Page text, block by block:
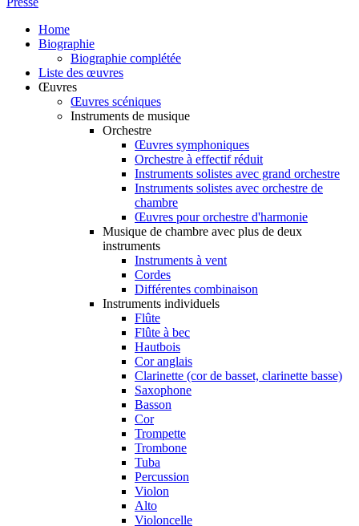
Home
Biographie
Biographie complétée
Liste des œuvres
Œuvres
Œuvres scéniques
Instruments de musique
Orchestre
Œuvres symphoniques
Orchestre à effectif réduit
Instruments solistes avec grand orchestre
Instruments solistes avec orchestre de
chambre
Œuvres pour orchestre d'harmonie
Musique de chambre avec plus de deux
instruments
Instruments à vent
Cordes
Différentes combinaison
Instruments individuels
Flûte
Flûte à bec
Hautbois
Cor anglais
Clarinette (cor de basset, clarinette basse)
Saxophone
Basson
Cor
Trompette
Trombone
Tuba
Percussion
Violon
Alto
Violoncelle